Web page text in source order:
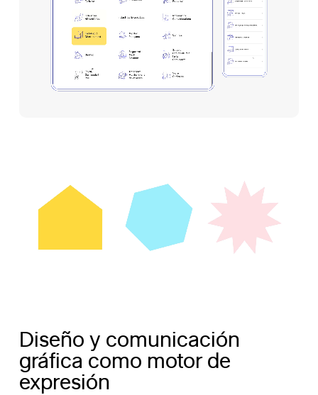
Diseño y comunicación
gráfica como motor de
expresión